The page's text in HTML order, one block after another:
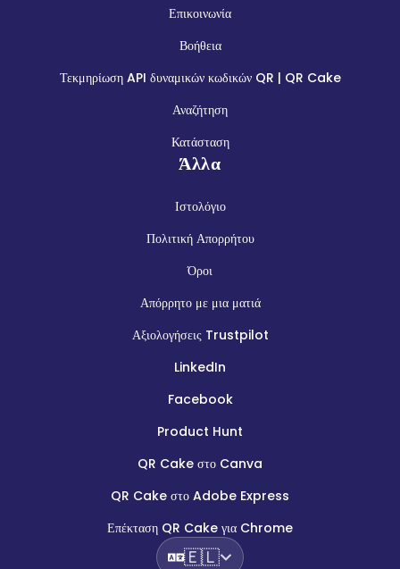
Επικοινωνία
Βοήθεια
Τεκμηρίωση API δυναμικών κωδικών QR | QR Cake
Αναζήτηση
Κατάσταση
Άλλα
Ιστολόγιο
Πολιτική Απορρήτου
Όροι
Απόρρητο με μια ματιά
Αξιολογήσεις Trustpilot
LinkedIn
Facebook
Product Hunt
QR Cake στο Canva
QR Cake στο Adobe Express
Επέκταση QR Cake για Chrome
🇪🇱